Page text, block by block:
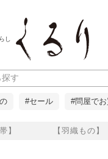
し
】 【羽織もの】
#セール #問屋で